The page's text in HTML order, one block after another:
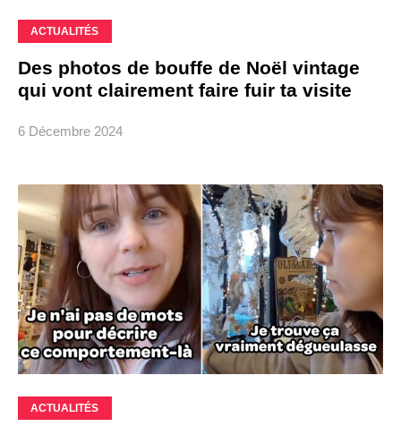
ACTUALITÉS
Des photos de bouffe de Noël vintage
qui vont clairement faire fuir ta visite
6 Décembre 2024
ACTUALITÉS